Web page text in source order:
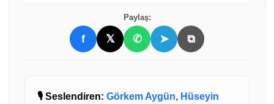
Paylaş:
f 𝕏 ✆ ➤ ⧉
🎙️ Seslendiren: Görkem Aygün, Hüseyin